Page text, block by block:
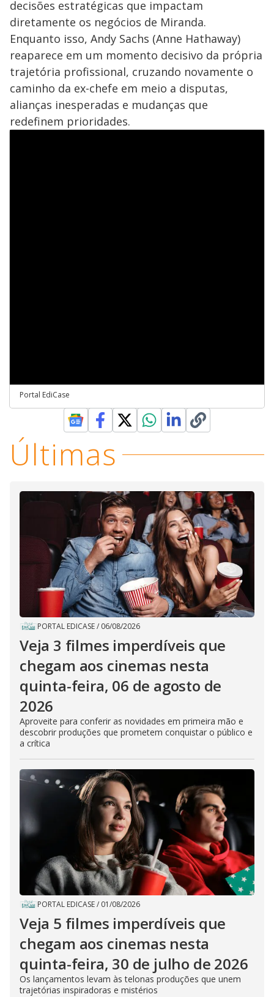
decisões estratégicas que impactam
diretamente os negócios de Miranda.
Enquanto isso, Andy Sachs (Anne Hathaway)
reaparece em um momento decisivo da própria
trajetória profissional, cruzando novamente o
caminho da ex-chefe em meio a disputas,
alianças inesperadas e mudanças que
redefinem prioridades.
Portal EdiCase
Últimas
PORTAL EDICASE/ 06/08/2026
Veja 3 filmes imperdíveis que
chegam aos cinemas nesta
quinta-feira, 06 de agosto de
2026
Aproveite para conferir as novidades em primeira mão e
descobrir produções que prometem conquistar o público e
a crítica
PORTAL EDICASE/ 01/08/2026
Veja 5 filmes imperdíveis que
chegam aos cinemas nesta
quinta-feira, 30 de julho de 2026
Os lançamentos levam às telonas produções que unem
trajetórias inspiradoras e mistérios